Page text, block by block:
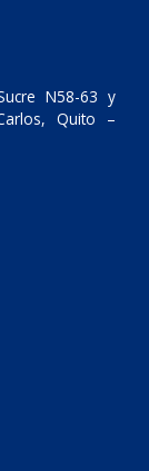
N58-63 y
Quito –